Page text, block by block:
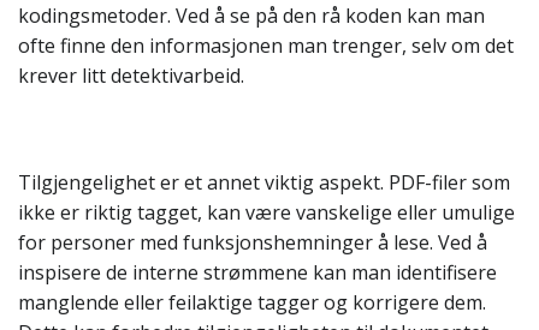
kodingsmetoder. Ved å se på den rå koden kan man
ofte finne den informasjonen man trenger, selv om det
krever litt detektivarbeid.
Tilgjengelighet er et annet viktig aspekt. PDF-filer som
ikke er riktig tagget, kan være vanskelige eller umulige
for personer med funksjonshemninger å lese. Ved å
inspisere de interne strømmene kan man identifisere
manglende eller feilaktige tagger og korrigere dem.